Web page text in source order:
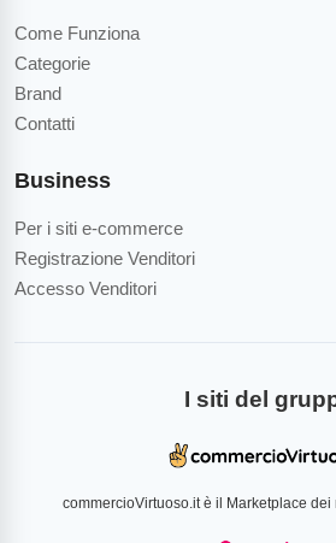
Come Funziona
Categorie
Brand
Contatti
Business
Per i siti e-commerce
Registrazione Venditori
Accesso Venditori
I siti del
commercioVirtuoso.it è il Marketplace